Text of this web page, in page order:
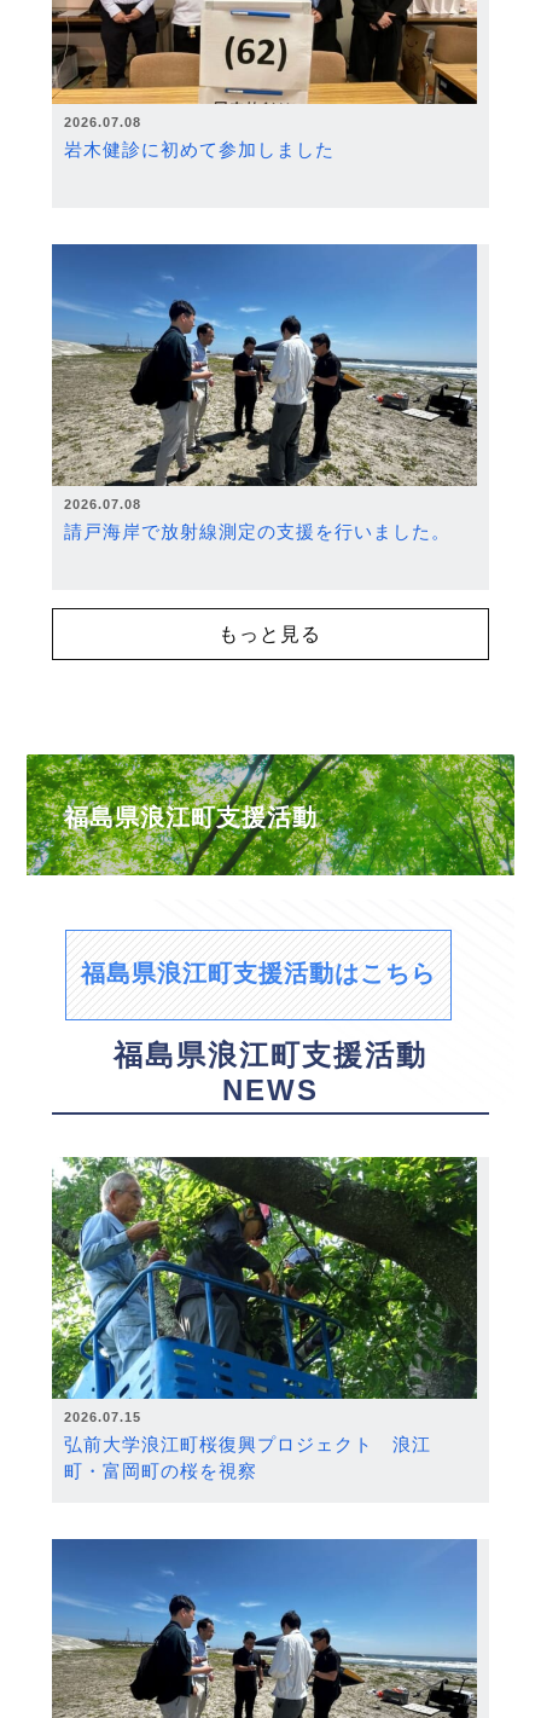
2026.07.08
岩木健診に初めて参加しました
2026.07.08
請戸海岸で放射線測定の支援を行いました。
もっと見る
福島県浪江町支援活動
福島県浪江町支援活動はこちら
福島県浪江町支援活動
NEWS
2026.07.15
弘前大学浪江町桜復興プロジェクト 浪江
町・富岡町の桜を視察